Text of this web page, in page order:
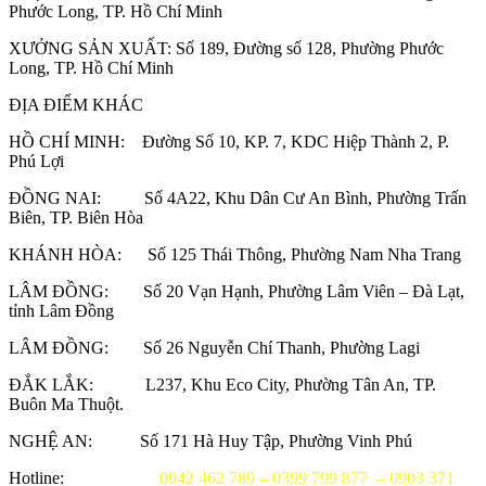
Phước Long, TP. Hồ Chí Minh
XƯỞNG SẢN XUẤT: Số 189, Đường số 128, Phường Phước
Long, TP. Hồ Chí Minh
ĐỊA ĐIỂM KHÁC
HỒ CHÍ MINH: Đường Số 10, KP. 7, KDC Hiệp Thành 2, P.
Phú Lợi
ĐỒNG NAI: Số 4A22, Khu Dân Cư An Bình, Phường Trấn
Biên, TP. Biên Hòa
KHÁNH HÒA: Số 125 Thái Thông, Phường Nam Nha Trang
LÂM ĐỒNG: Số 20 Vạn Hạnh, Phường Lâm Viên – Đà Lạt,
tỉnh Lâm Đồng
LÂM ĐỒNG: Số 26 Nguyễn Chí Thanh, Phường Lagi
ĐẮK LẮK: L237, Khu Eco City, Phường Tân An, TP.
Buôn Ma Thuột.
NGHỆ AN: Số 171 Hà Huy Tập, Phường Vinh Phú
Hotline: 0942 462 789 – 0399 799 877 – 0903 371